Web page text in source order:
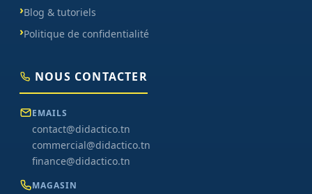
Blog & tutoriels
Politique de confidentialité
NOUS CONTACTER
EMAILS
contact@didactico.tn
commercial@didactico.tn
finance@didactico.tn
MAGASIN